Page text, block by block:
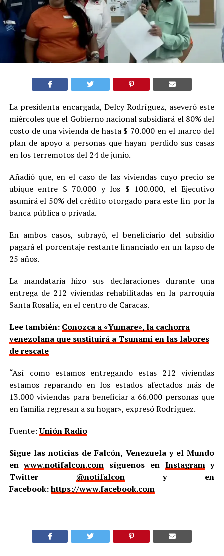
La presidenta encargada, Delcy Rodríguez, aseveró este
miércoles que el Gobierno nacional subsidiará el 80% del
costo de una vivienda de hasta $ 70.000 en el marco del
plan de apoyo a personas que hayan perdido sus casas
en los terremotos del 24 de junio.
Añadió que, en el caso de las viviendas cuyo precio se
ubique entre $ 70.000 y los $ 100.000, el Ejecutivo
asumirá el 50% del crédito otorgado para este fin por la
banca pública o privada.
En ambos casos, subrayó, el beneficiario del subsidio
pagará el porcentaje restante financiado en un lapso de
25 años.
La mandataria hizo sus declaraciones durante una
entrega de 212 viviendas rehabilitadas en la parroquia
Santa Rosalía, en el centro de Caracas.
Lee también: Conozca a «Yumare», la cachorra
venezolana que sustituirá a Tsunami en las labores
de rescate
“Así como estamos entregando estas 212 viviendas
estamos reparando en los estados afectados más de
13.000 viviendas para beneficiar a 66.000 personas que
en familia regresan a su hogar», expresó Rodríguez.
Fuente:Unión Radio
Sigue las noticias de Falcón, Venezuela y el Mundo
enwww.notifalcon.com síguenos en Instagramy
Twitter @notifalcony en
Facebook:https://www.facebook.com